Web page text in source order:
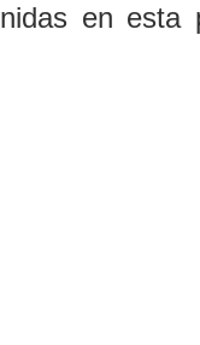
en esta